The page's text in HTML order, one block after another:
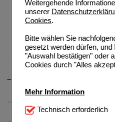
Weitergehende
unserer
Cookies.
Bitte wählen Sie
gesetzt werden dürfen,
"Auswahl bestätigen" oder
Cookies durch "Alles
Mehr Information
Technisch Notwendig:
Technisch erforderlich